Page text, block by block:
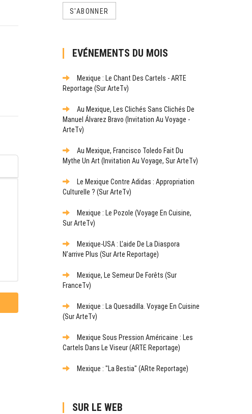
S'ABONNER
EVÉNEMENTS DU MOIS
Mexique : Le Chant Des Cartels - ARTE
Reportage (sur ArteTv)
Au Mexique, Les Clichés Sans Clichés De
Manuel Álvarez Bravo (Invitation Au Voyage -
ArteTv)
Au Mexique, Francisco Toledo Fait Du
Mythe Un Art (Invitation Au Voyage, Sur ArteTv)
Le Mexique Contre Adidas : Appropriation
Culturelle ? (sur ArteTv)
Mexique : Le Pozole (Voyage En Cuisine,
Sur ArteTv)
Mexique-USA : L’aide De La Diaspora
N’arrive Plus (sur Arte Reportage)
Mexique, Le Semeur De Forêts (sur
FranceTv)
Mexique : La Quesadilla. Voyage En Cuisine
(sur ArteTv)
Mexique Sous Pression Américaine : Les
Cartels Dans Le Viseur (ARTE Reportage)
Mexique : "La Bestia" (ARte Reportage)
SUR LE WEB